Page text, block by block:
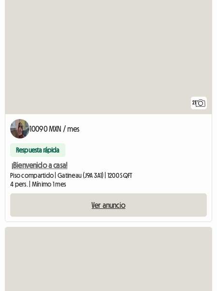
21
10090 MXN / mes
Respuesta rápida
¡Bienvenido a casa!
Piso compartido | Gatineau (J9A 3A1) | 1200 SQFT
4 pers. | Mínimo 1 mes
Ver anuncio